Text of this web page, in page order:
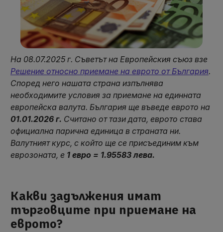
На 08.07.2025 г. Съветът на Европейския съюз взе
Решение относно приемане на еврото от България.
Според него нашата страна изпълнява
необходимите условия за приемане на единната
европейска валута. България ще въведе еврото на
01.01.2026 г. Считано от тази дата, еврото става
официална парична единица в страната ни.
Валутният курс, с който ще се присъединим към
еврозоната, е 1 евро = 1.95583 лева.
Какви задължения имат
търговците при приемане на
еврото?